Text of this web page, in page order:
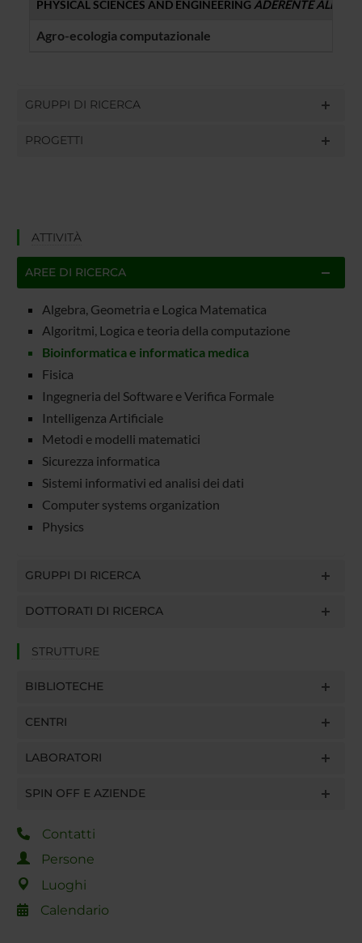
PHYSICAL SCIENCES AND ENGINEERING ADERENTE ALLO
Agro-ecologia computazionale
GRUPPI DI RICERCA
PROGETTI
ATTIVITÀ
AREE DI RICERCA
Algebra, Geometria e Logica Matematica
Algoritmi, Logica e teoria della computazione
Bioinformatica e informatica medica
Fisica
Ingegneria del Software e Verifica Formale
Intelligenza Artificiale
Metodi e modelli matematici
Sicurezza informatica
Sistemi informativi ed analisi dei dati
Computer systems organization
Physics
GRUPPI DI RICERCA
DOTTORATI DI RICERCA
STRUTTURE
BIBLIOTECHE
CENTRI
LABORATORI
SPIN OFF E AZIENDE
Contatti
Persone
Luoghi
Calendario